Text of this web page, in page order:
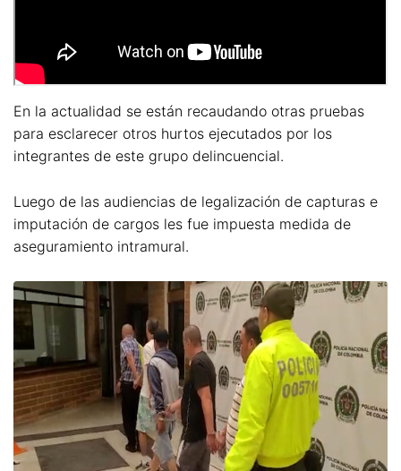
En la actualidad se están recaudando otras pruebas
para esclarecer otros hurtos ejecutados por los
integrantes de este grupo delincuencial.
Luego de las audiencias de legalización de capturas e
imputación de cargos les fue impuesta medida de
aseguramiento intramural.